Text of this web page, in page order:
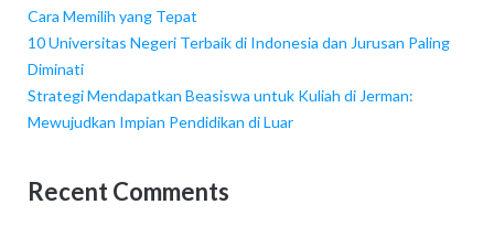
Cara Memilih yang Tepat
10 Universitas Negeri Terbaik di Indonesia dan Jurusan Paling
Diminati
Strategi Mendapatkan Beasiswa untuk Kuliah di Jerman:
Mewujudkan Impian Pendidikan di Luar
Recent Comments